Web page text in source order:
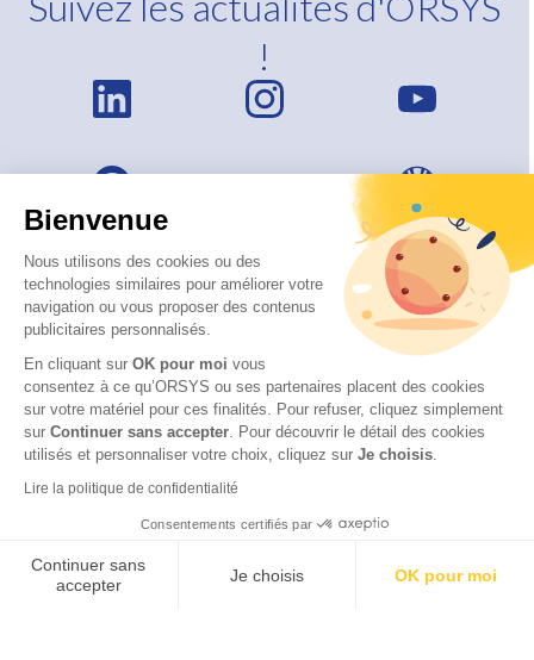
Bienvenue
Nous utilisons des cookies ou des
technologies similaires pour améliorer votre
navigation ou vous proposer des contenus
publicitaires personnalisés.
En cliquant sur OK pour moi vous
consentez à ce qu’ORSYS ou ses partenaires placent des cookies
sur votre matériel pour ces finalités. Pour refuser, cliquez simplement
sur Continuer sans accepter. Pour découvrir le détail des cookies
utilisés et personnaliser votre choix, cliquez sur Je choisis.
Lire la politique de confidentialité
Consentements certifiés par
Continuer sans
accepter
Je choisis OK pour moi
!
© 2026 ORSYS
Politique de protection des données personnelles
CGV